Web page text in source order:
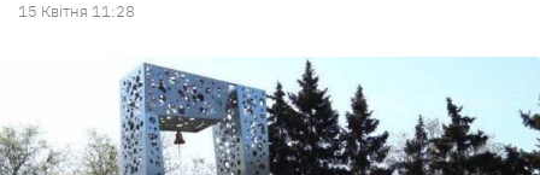
15 Квiтня 11:28